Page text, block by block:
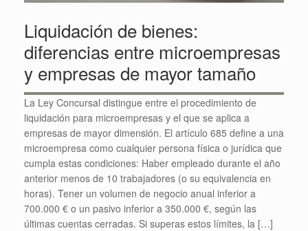
Liquidación de bienes:
diferencias entre microempresas
y empresas de mayor tamaño
La Ley Concursal distingue entre el procedimiento de
liquidación para microempresas y el que se aplica a
empresas de mayor dimensión. El artículo 685 define a una
microempresa como cualquier persona física o jurídica que
cumpla estas condiciones: Haber empleado durante el año
anterior menos de 10 trabajadores (o su equivalencia en
horas). Tener un volumen de negocio anual inferior a
700.000 € o un pasivo inferior a 350.000 €, según las
últimas cuentas cerradas. Si superas estos límites, la […]